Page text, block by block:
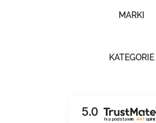
MARKI
KATEGORIE
5.0
Na podstawie 441 opinii